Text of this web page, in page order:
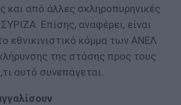
από άλλες σκληροπυρηνικές
Επίσης, αναφέρει, είναι
εθνικινιστικό κόμμα των ΑΝΕΛ
της στάσης προς τους
αυτό συνεπάγεται.